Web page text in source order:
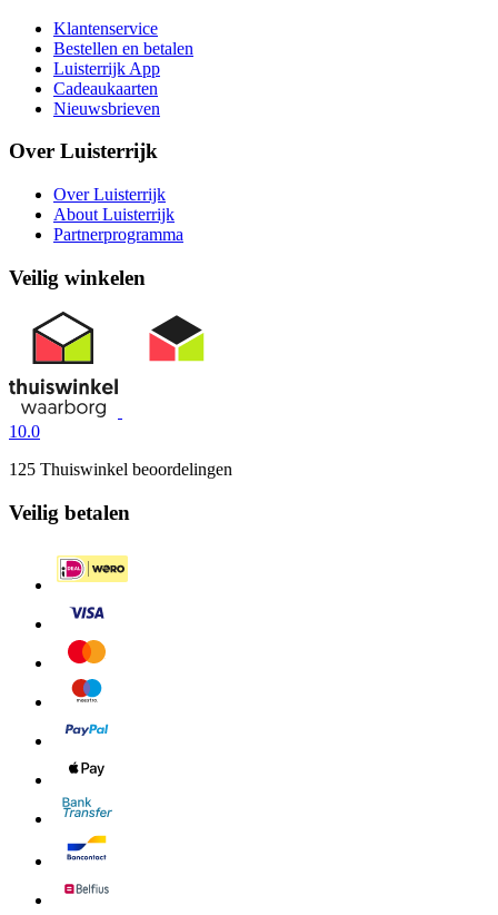
Klantenservice
Bestellen en betalen
Luisterrijk App
Cadeaukaarten
Nieuwsbrieven
Over Luisterrijk
Over Luisterrijk
About Luisterrijk
Partnerprogramma
Veilig winkelen
10.0
125 Thuiswinkel beoordelingen
Veilig betalen